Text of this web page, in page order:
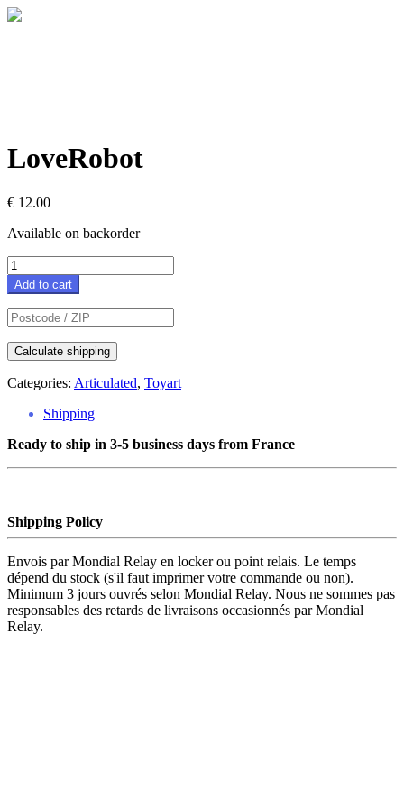
LoveRobot
€ 12.00
Available on backorder
LoveRobot
quantity
Add to cart
Calculate shipping
Categories: Articulated, Toyart
Shipping
Ready to ship in 3-5 business days from France
Shipping Policy
Envois par Mondial Relay en locker ou point relais. Le temps
dépend du stock (s'il faut imprimer votre commande ou non).
Minimum 3 jours ouvrés selon Mondial Relay. Nous ne sommes pas
responsables des retards de livraisons occasionnés par Mondial
Relay.